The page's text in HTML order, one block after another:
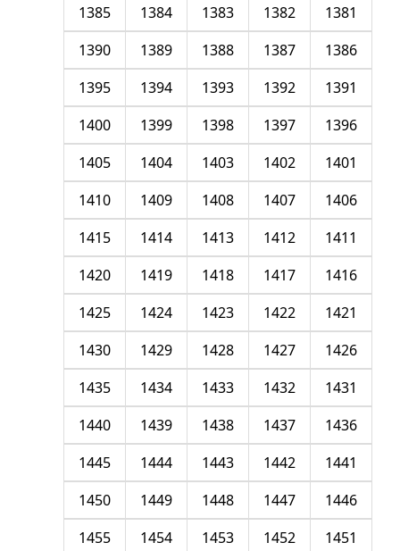
1381
1382
1383
1384
1385
1386
1387
1388
1389
1390
1391
1392
1393
1394
1395
1396
1397
1398
1399
1400
1401
1402
1403
1404
1405
1406
1407
1408
1409
1410
1411
1412
1413
1414
1415
1416
1417
1418
1419
1420
1421
1422
1423
1424
1425
1426
1427
1428
1429
1430
1431
1432
1433
1434
1435
1436
1437
1438
1439
1440
1441
1442
1443
1444
1445
1446
1447
1448
1449
1450
1451
1452
1453
1454
1455